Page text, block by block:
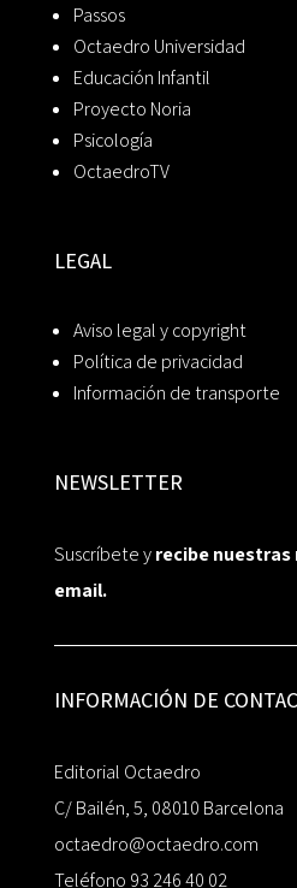
Passos
Octaedro Universidad
Educación Infantil
Proyecto Noria
Psicología
OctaedroTV
LEGAL
Aviso legal y copyright
Política de privacidad
Información de transporte
NEWSLETTER
Suscríbete yrecibe nuestras
email.
INFORMACIÓN DE
Editorial Octaedro
C/ Bailén, 5, 08010 Barcelona
octaedro@octaedro.com
Teléfono 93 246 40 02